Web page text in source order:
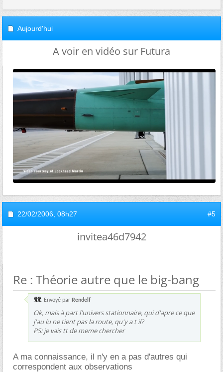
Aujourd'hui
A voir en vidéo sur Futura
22/02/2006, 08h27 #5
invitea46d7942
Re : Théorie autre que le big-bang
Envoyé par Rendelf
Ok, mais à part l'univers stationnaire, qui d'apre ce que
j'au lu ne tient pas la route, qu'y a t il?
PS: je vais tt de meme chercher
A ma connaissance, il n'y en a pas d'autres qui
correspondent aux observations